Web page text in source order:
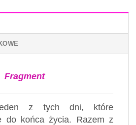
Fragment
z tych dni, które
do końca życia. Razem z